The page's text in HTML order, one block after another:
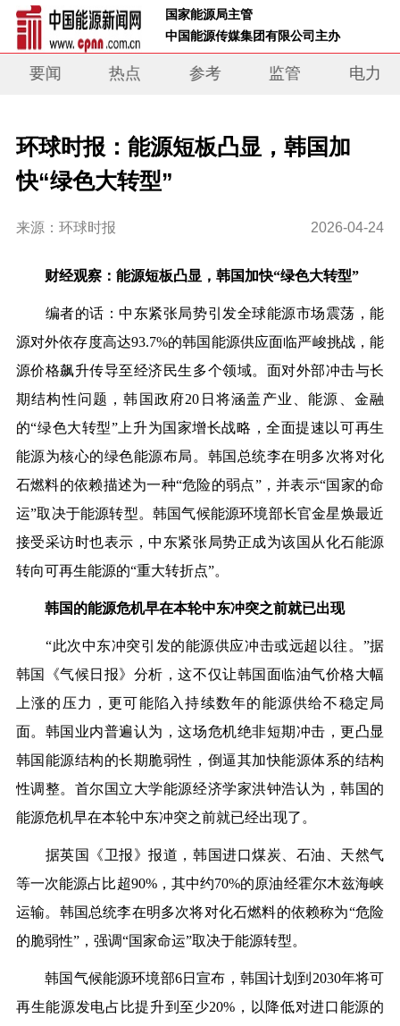
国家能源局主管
中国能源传媒集团有限公司主办
要闻 热点 参考 监管 电力
环球时报：能源短板凸显，韩国加
快“绿色大转型”
来源：环球时报 2026-04-24
财经观察：能源短板凸显，韩国加快“绿色大转型”
编者的话：中东紧张局势引发全球能源市场震荡，能
源对外依存度高达93.7%的韩国能源供应面临严峻挑战，能
源价格飙升传导至经济民生多个领域。面对外部冲击与长
期结构性问题，韩国政府20日将涵盖产业、能源、金融
的“绿色大转型”上升为国家增长战略，全面提速以可再生
能源为核心的绿色能源布局。韩国总统李在明多次将对化
石燃料的依赖描述为一种“危险的弱点”，并表示“国家的命
运”取决于能源转型。韩国气候能源环境部长官金星焕最近
接受采访时也表示，中东紧张局势正成为该国从化石能源
转向可再生能源的“重大转折点”。
韩国的能源危机早在本轮中东冲突之前就已出现
“此次中东冲突引发的能源供应冲击或远超以往。”据
韩国《气候日报》分析，这不仅让韩国面临油气价格大幅
上涨的压力，更可能陷入持续数年的能源供给不稳定局
面。韩国业内普遍认为，这场危机绝非短期冲击，更凸显
韩国能源结构的长期脆弱性，倒逼其加快能源体系的结构
性调整。首尔国立大学能源经济学家洪钟浩认为，韩国的
能源危机早在本轮中东冲突之前就已经出现了。
据英国《卫报》报道，韩国进口煤炭、石油、天然气
等一次能源占比超90%，其中约70%的原油经霍尔木兹海峡
运输。韩国总统李在明多次将对化石燃料的依赖称为“危险
的脆弱性”，强调“国家命运”取决于能源转型。
韩国气候能源环境部6日宣布，韩国计划到2030年将可
再生能源发电占比提升到至少20%，以降低对进口能源的